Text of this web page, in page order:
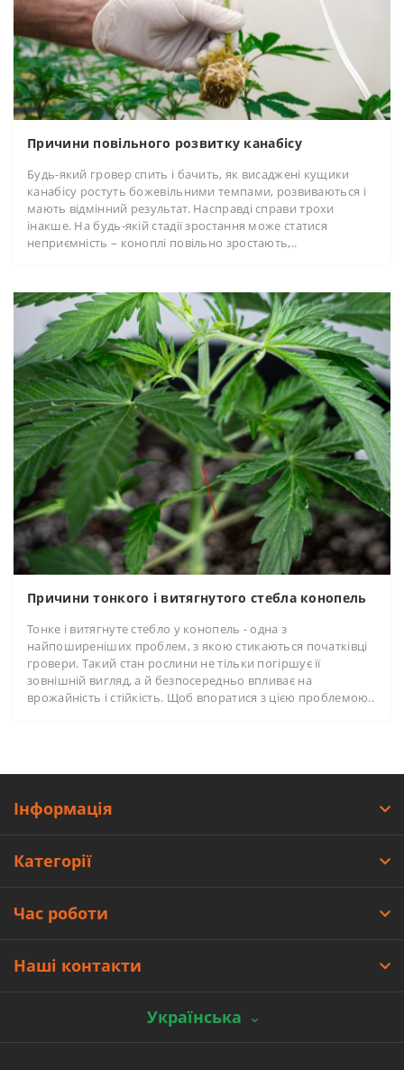
Причини повільного розвитку канабісу
Будь-який гровер спить і бачить, як висаджені кущики
канабісу ростуть божевільними темпами, розвиваються і
мають відмінний результат. Насправді справи трохи
інакше. На будь-якій стадії зростання може статися
неприємність – коноплі повільно зростають,..
Причини тонкого і витягнутого стебла конопель
Тонке і витягнуте стебло у конопель - одна з
найпоширеніших проблем, з якою стикаються початківці
гровери. Такий стан рослини не тільки погіршує її
зовнішній вигляд, а й безпосередньо впливає на
врожайність і стійкість. Щоб впоратися з цією проблемою..
Інформація
Категорії
Час роботи
Наші контакти
Українська